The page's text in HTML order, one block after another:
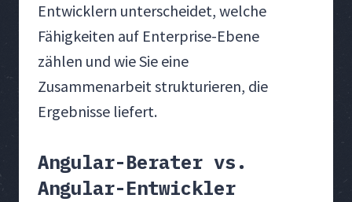
Entwicklern unterscheidet, welche
Fähigkeiten auf Enterprise-Ebene
zählen und wie Sie eine
Zusammenarbeit strukturieren, die
Ergebnisse liefert.
Angular-Berater vs.
Angular-Entwickler